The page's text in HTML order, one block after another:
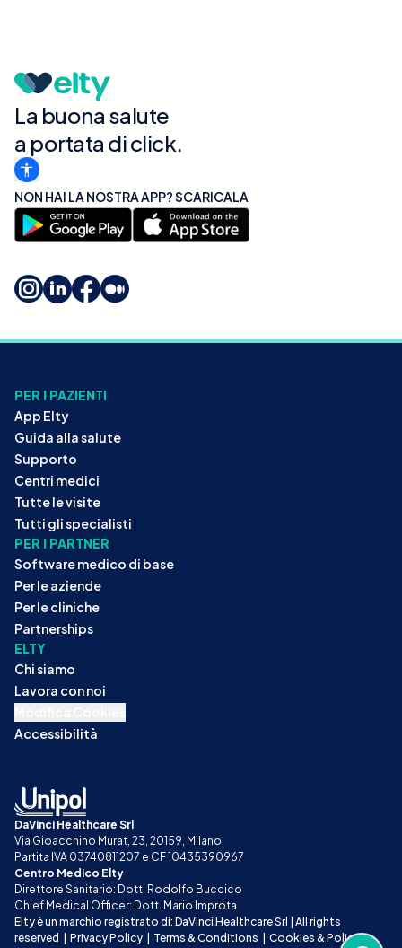
La buona salute
a portata di click.
NON HAI LA NOSTRA APP? SCARICALA
PER I PAZIENTI
App Elty
Guida alla salute
Supporto
Centri medici
Tutte le visite
Tutti gli specialisti
PER I PARTNER
Software medico di base
Per le aziende
Per le cliniche
Partnerships
ELTY
Chi siamo
Lavora con noi
Accessibilità
DaVinci Healthcare Srl
Via Gioacchino Murat, 23, 20159, Milano
Partita IVA 03740811207 e CF 10435390967
Centro Medico Elty
Direttore Sanitario: Dott. Rodolfo Buccico
Chief Medical Officer: Dott. Mario Improta
Elty è un marchio registrato di: DaVinci Healthcare Srl | All rights
reserved | Privacy Policy | Terms & Conditions | Cookies & Policy